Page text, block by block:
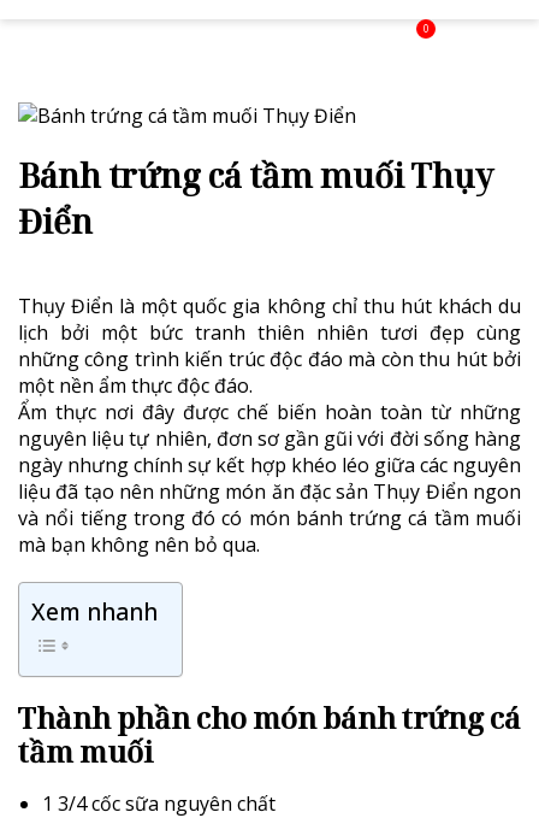
0
Bánh trứng cá tầm muối Thụy
Điển
Thụy Điển là một quốc gia không chỉ thu hút khách du
lịch bởi một bức tranh thiên nhiên tươi đẹp cùng
những công trình kiến trúc độc đáo mà còn thu hút bởi
một nền ẩm thực độc đáo.
Ẩm thực nơi đây được chế biến hoàn toàn từ những
nguyên liệu tự nhiên, đơn sơ gần gũi với đời sống hàng
ngày nhưng chính sự kết hợp khéo léo giữa các nguyên
liệu đã tạo nên những món ăn đặc sản Thụy Điển ngon
và nổi tiếng trong đó có món bánh trứng cá tầm muối
mà bạn không nên bỏ qua.
Xem nhanh
Thành phần cho món bánh trứng cá
tầm muối
1 3/4 cốc sữa nguyên chất